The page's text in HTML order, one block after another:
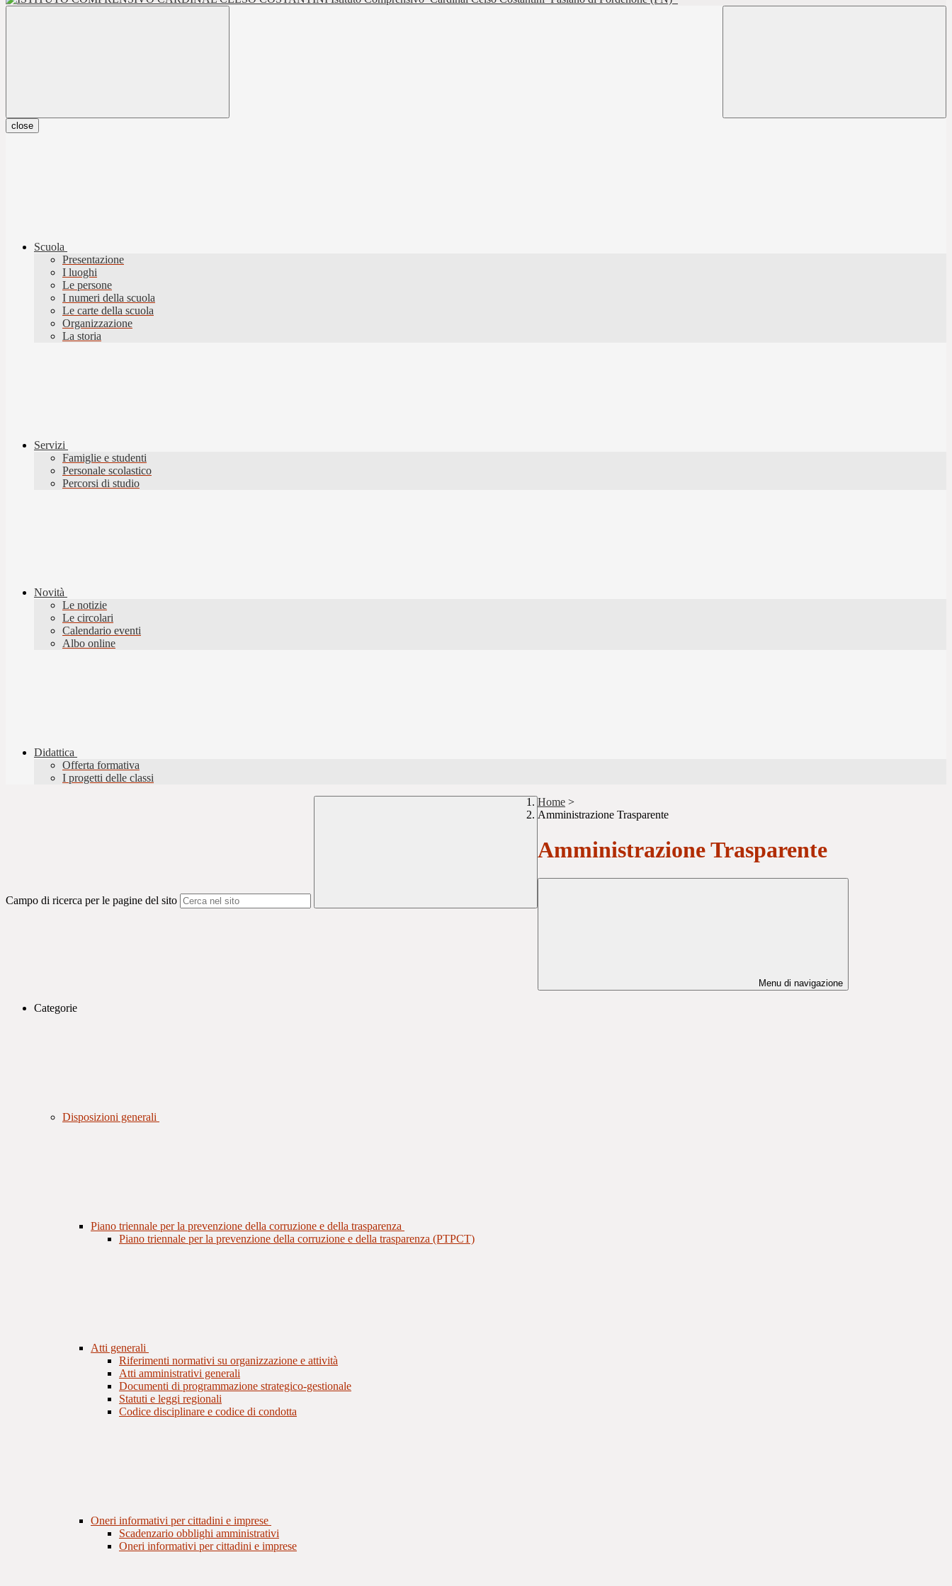
close
Scuola
Presentazione
I luoghi
Le persone
I numeri della scuola
Le carte della scuola
Organizzazione
La storia
Servizi
Famiglie e studenti
Personale scolastico
Percorsi di studio
Novità
Le notizie
Le circolari
Calendario eventi
Albo online
Didattica
Offerta formativa
I progetti delle classi
Campo di ricerca per le pagine del sito
Home >
Amministrazione Trasparente
Amministrazione Trasparente
Menu di navigazione
Categorie
Disposizioni generali
Piano triennale per la prevenzione della corruzione e della trasparenza
Piano triennale per la prevenzione della corruzione e della trasparenza (PTPCT)
Atti generali
Riferimenti normativi su organizzazione e attività
Atti amministrativi generali
Documenti di programmazione strategico-gestionale
Statuti e leggi regionali
Codice disciplinare e codice di condotta
Oneri informativi per cittadini e imprese
Scadenzario obblighi amministrativi
Oneri informativi per cittadini e imprese